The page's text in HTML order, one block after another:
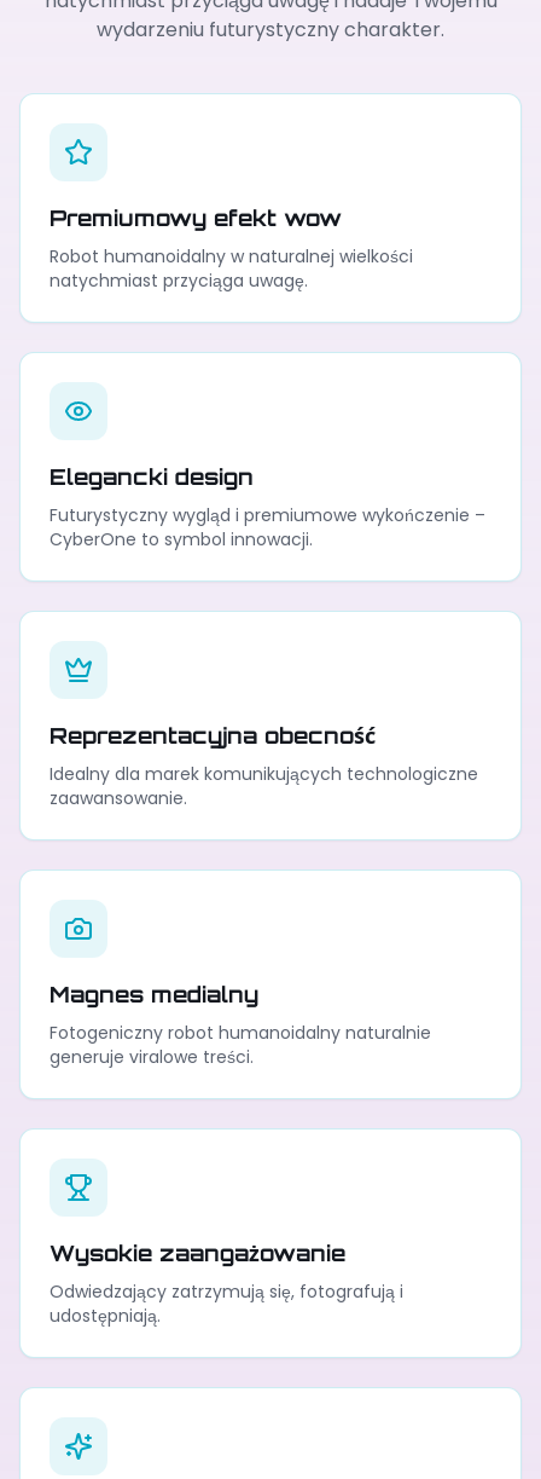
wydarzeniu futurystyczny charakter.
Premiumowy efekt wow
Robot humanoidalny w naturalnej wielkości
natychmiast przyciąga uwagę.
Elegancki design
Futurystyczny wygląd i premiumowe wykończenie –
CyberOne to symbol innowacji.
Reprezentacyjna obecność
Idealny dla marek komunikujących technologiczne
zaawansowanie.
Magnes medialny
Fotogeniczny robot humanoidalny naturalnie
generuje viralowe treści.
Wysokie zaangażowanie
Odwiedzający zatrzymują się, fotografują i
udostępniają.